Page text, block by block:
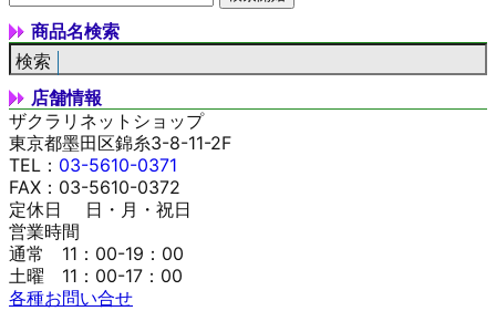
商品名検索
店舗情報
ザクラリネットショップ
東京都墨田区錦糸3-8-11-2F
TEL： 03-5610-0371
FAX：03-5610-0372
定休日 日・月・祝日
営業時間
通常 11：00-19：00
土曜 11：00-17：00
各種お問い合せ